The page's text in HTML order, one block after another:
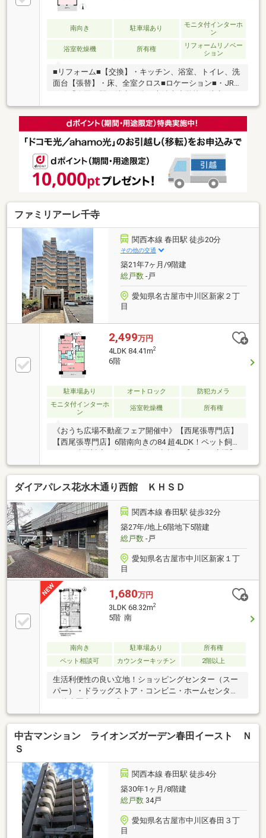
南向き 駐車場あり
モニタ付インターホ
ン
浴室乾燥機 所有権
リフォームリノベー
ション
■リフォーム■【交換】・キッチン、浴室、トイレ、洗
面台【張替】・床、全室クロス■ロケーション■・JR関
分・大治中学校 徒歩24分・大治南保育園 徒歩14
分・アオキスーパー大治南店 徒歩15分・スギヤマ大
治店 徒歩20分・ファミリーマート大治砂子店 徒歩
15分◇◇車やクレジットカード等、他の借入がある
ない方。住宅ローンに詳しい担当者が親身にサポー
ト！ローンの相談から始めてみませんか？◇◇
ファミリアーレ千寺
関西本線 春田駅 徒歩20分
その他の交通
築21年7ヶ月/9階建
総戸数-戸
愛知県名古屋市中川区新家２丁
目
2,499万円
4LDK 84.41m2
6階
駐車場あり オートロック
防犯カメラ
モニタ付インターホ
ン
浴室乾燥機 所有権
《おうち広場不動産フェア開催中》【西尾張専門店】
【西尾張専門店】6階南向きの84 超4LDK！ペット飼育
可♪ 24時間対応可能！ご見学ご相談は【おうち広場】
までお気軽にお問い合わせください。
ダイアパレス花水木通り西館 ＫＨＳＤ
関西本線 春田駅 徒歩32分
築27年/地上6階地下5階建
総戸数-戸
愛知県名古屋市中川区新家１丁
目
1,680万円
3LDK 68.32m2
5階 南
南向き 駐車場あり
所有権
ペット相談可
カウンターキッチン 2階以上
生活利便性の良い立地！ショッピングセンター（スー
パー）・ドラッグストア・コンビニ・ホームセンター
中古マンション ライオンズガーデン春田イースト Ｎ
Ｓ
関西本線 春田駅 徒歩4分
築30年1ヶ月/8階建
総戸数34戸
愛知県名古屋市中川区春田３丁
目